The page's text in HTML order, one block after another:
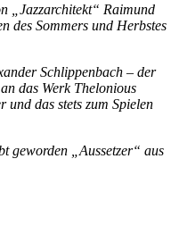
„Jazzarchitekt“ Raimund
des Sommers und Herbstes
Schlippenbach – der
das Werk Thelonious
das stets zum Spielen
geworden „Aussetzer“ aus